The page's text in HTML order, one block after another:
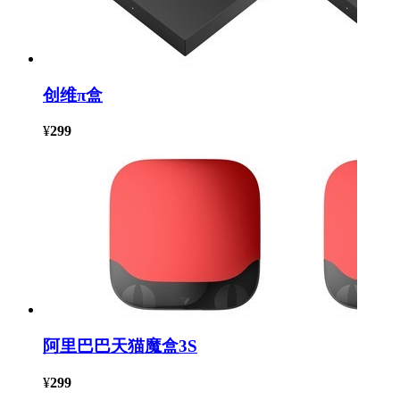
创维π盒
¥299
阿里巴巴天猫魔盒3S
¥299